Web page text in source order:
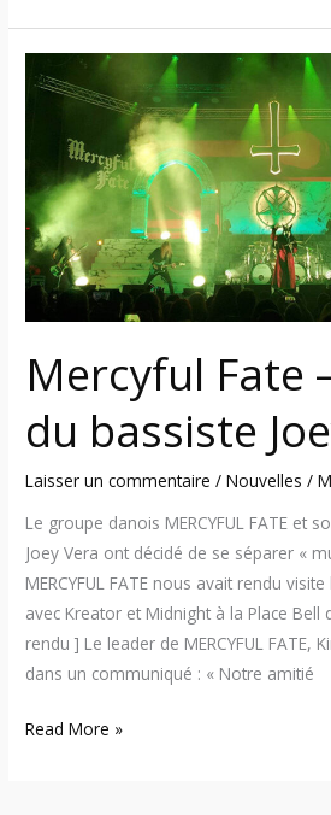
Mercyful Fate
du bassiste
Laisser un commentaire /Nouvelles /
Le groupe danois MERCYFUL FATE et
Joey Vera ont décidé de se séparer «
MERCYFUL FATE nous avait rendu
avec Kreator et Midnight à la Place Bell
rendu ] Le leader de MERCYFUL FATE,
dans un communiqué : « Notre amitié
Mercyful
Fate
Départ
du
bassiste
Joey
Vera
Read More »